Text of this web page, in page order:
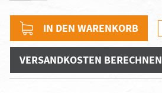
IN DEN WARENKORB
VERSANDKOSTEN BERECHNEN